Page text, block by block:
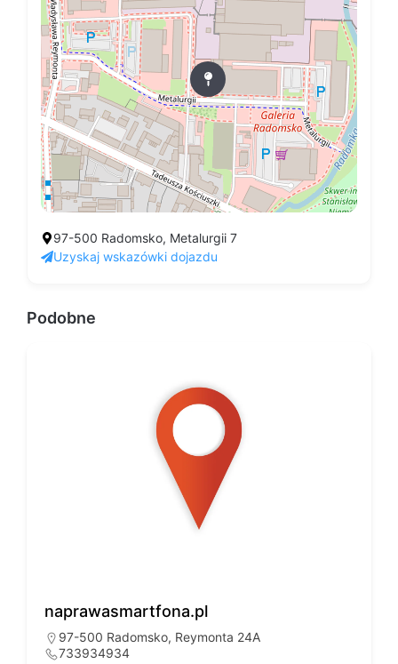
97-500 Radomsko, Metalurgii 7
Uzyskaj wskazówki dojazdu
Podobne
naprawasmartfona.pl
97-500 Radomsko, Reymonta 24A
733934934